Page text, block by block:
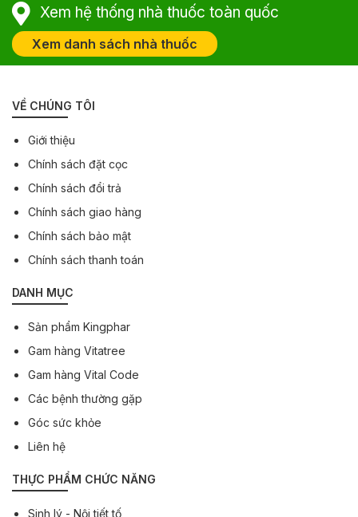
Xem hệ thống nhà thuốc toàn quốc
Xem danh sách nhà thuốc
VỀ CHÚNG TÔI
Giới thiệu
Chính sách đặt cọc
Chính sách đổi trả
Chính sách giao hàng
Chính sách bảo mật
Chính sách thanh toán
DANH MỤC
Sản phẩm Kingphar
Gam hàng Vitatree
Gam hàng Vital Code
Các bệnh thường gặp
Góc sức khỏe
Liên hệ
THỰC PHẨM CHỨC NĂNG
Sinh lý - Nội tiết tố